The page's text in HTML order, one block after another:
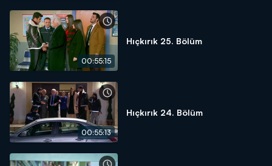
00:55:15
Hıçkırık 25. Bölüm
00:55:13
Hıçkırık 24. Bölüm